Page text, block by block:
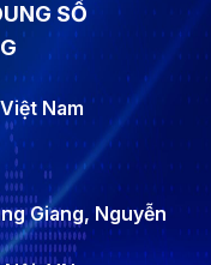
SỐ
Nam
Giang, Nguyễn